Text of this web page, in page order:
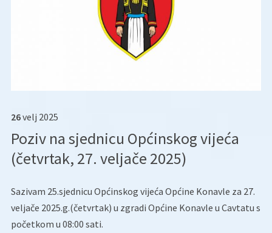
26velj 2025
Poziv na sjednicu Općinskog vijeća
(četvrtak, 27. veljače 2025)
Sazivam 25.sjednicu Općinskog vijeća Općine Konavle za 27.
veljače 2025.g.(četvrtak) u zgradi Općine Konavle u Cavtatu s
početkom u 08:00 sati.